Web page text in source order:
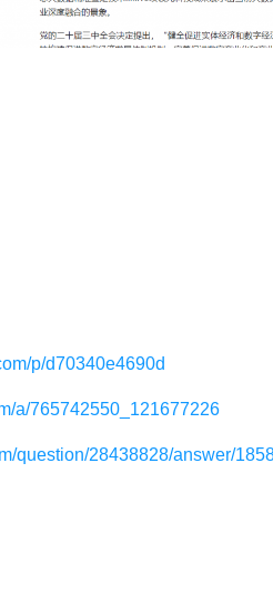
p/d70340e4690d
a/765742550_121677226
question/28438828/answer/